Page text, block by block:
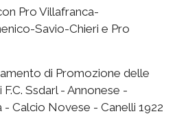
Pro Villafranca-
Savio-Chieri e Pro
di Promozione delle
Ssdarl - Annonese -
Calcio Novese - Canelli 1922